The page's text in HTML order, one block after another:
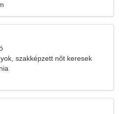
szakképzett nőt keresek